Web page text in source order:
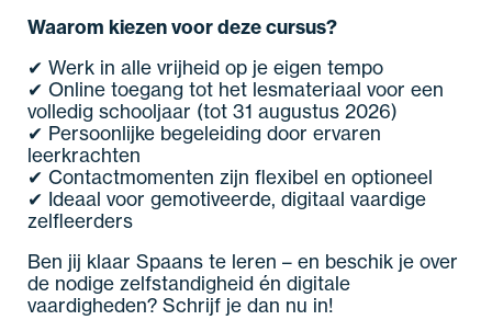
Waarom kiezen voor deze cursus?
✔ Werk in alle vrijheid op je eigen tempo
✔ Online toegang tot het lesmateriaal voor een
volledig schooljaar (tot 31 augustus 2026)
✔ Persoonlijke begeleiding door ervaren
leerkrachten
✔ Contactmomenten zijn flexibel en optioneel
✔ Ideaal voor gemotiveerde, digitaal vaardige
zelfleerders
Ben jij klaar Spaans te leren – en beschik je over
de nodige zelfstandigheid én digitale
vaardigheden? Schrijf je dan nu in!